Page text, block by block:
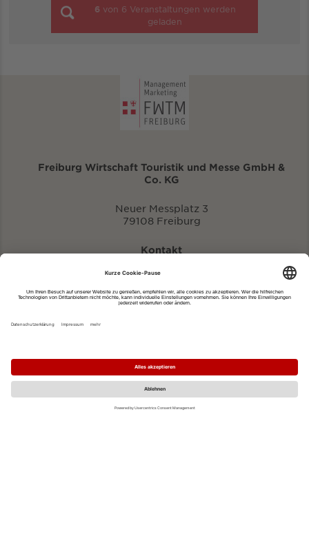
6 von 6 Veranstaltungen werden
geladen
Freiburg Wirtschaft Touristik und Messe GmbH &
Co. KG
Neuer Messplatz 3
79108 Freiburg
Kontakt
eventportal@fwtm.de
Impressum